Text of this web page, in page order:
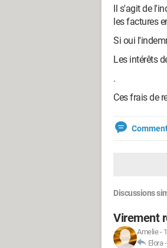
Il s'agit de
les factures
Si oui
Les intérêts
.
Ces frais de
Discussions
Virement
Amelie-
Elora-